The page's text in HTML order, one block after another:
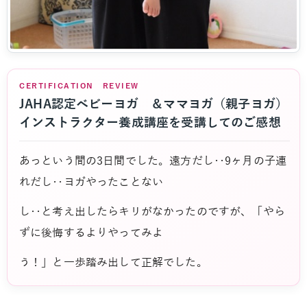
CERTIFICATION REVIEW
JAHA認定ベビーヨガ ＆ママヨガ（親子ヨガ）
インストラクター養成講座を受講してのご感想
あっという間の3日間でした。遠方だし‥9ヶ月の子連
れだし‥ヨガやったことない
し‥と考え出したらキリがなかったのですが、「やら
ずに後悔するよりやってみよ
う！」と一歩踏み出して正解でした。